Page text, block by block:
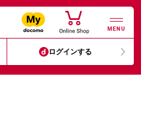
MENU
ログインする